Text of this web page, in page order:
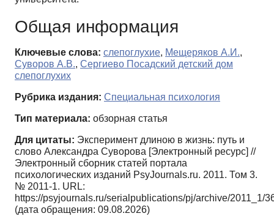
Общая информация
Ключевые слова: слепоглухие, Мещеряков А.И.,
Суворов А.В., Сергиево Посадский детский дом
слепоглухих
Рубрика издания: Специальная психология
Тип материала: обзорная статья
Для цитаты: Эксперимент длиною в жизнь: путь и
слово Александра Суворова [Электронный ресурс] //
Электронный сборник статей портала
психологических изданий PsyJournals.ru. 2011. Том 3.
№ 2011-1. URL:
https://psyjournals.ru/serialpublications/pj/archive/2011_1/
(дата обращения: 09.08.2026)